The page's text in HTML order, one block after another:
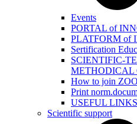
Events
PORTAL of
PLATFORM of
Sertification
SCIENTIFIC-
METHODICAL
How to join
Print
USEFUL LINKS
Scientific support